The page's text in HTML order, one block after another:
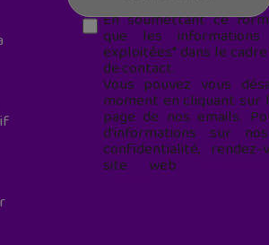
En soumettant ce
que les informations
exploitées* dans le
de contact.
Vous pouvez vous
moment en cliquant sur
page de nos emails.
d'informations sur
confidentialité,
site web